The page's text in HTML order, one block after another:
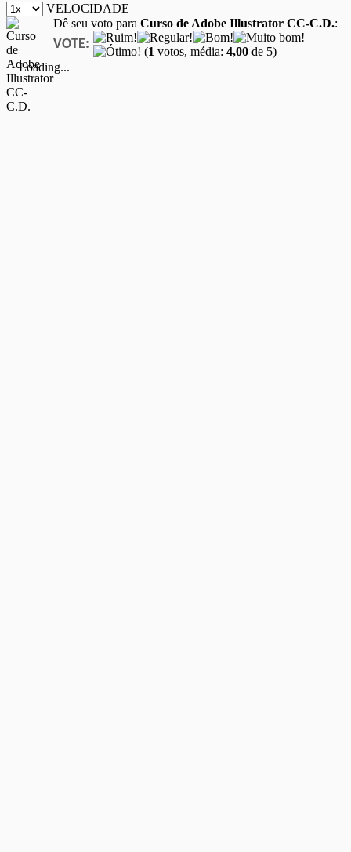
VELOCIDADE
Dê seu voto para Curso de Adobe Illustrator CC-C.D.:
VOTE: (1 votos, média: 4,00 de 5)
Loading...